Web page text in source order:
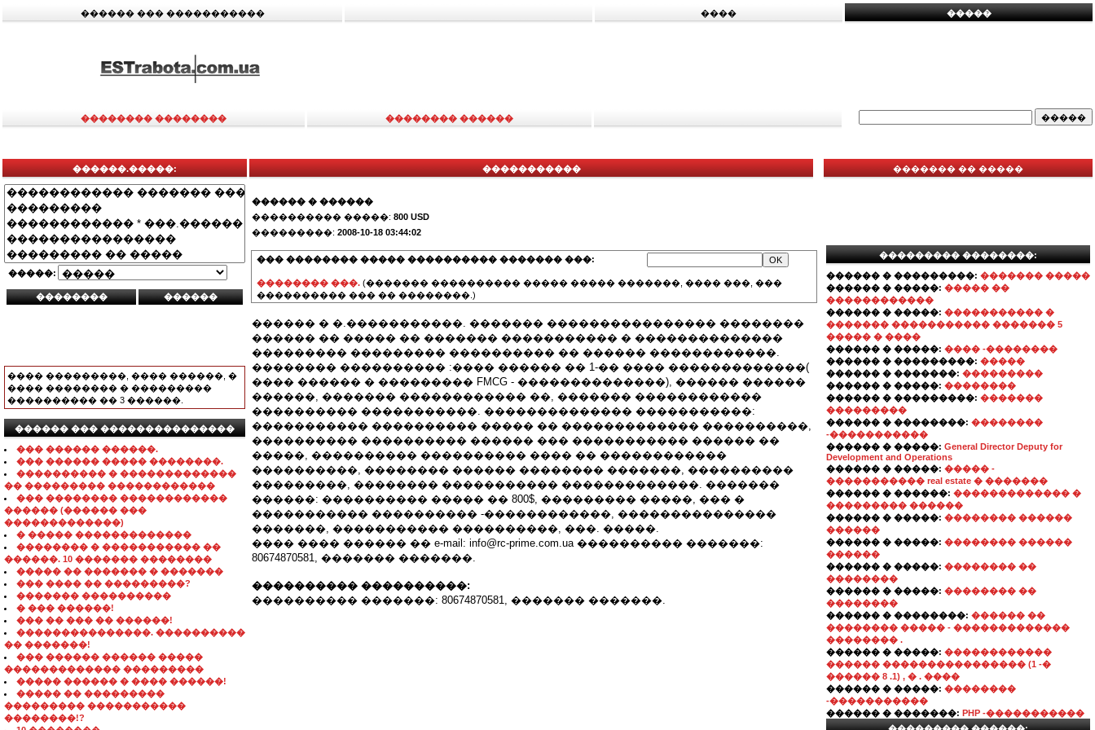
������ ��� ����������� ���� �����
�������� �������� �������� ������
������.�����:
�����:
���� ���������, ���� ������, �
���� �������� � ���������
���������� �� 3 ������.
������ ��� ���������������
��� ������ ������.
��� ������ ����� ��������.
���������� � �������������
�� ��������� ������������
��� �������� ������������
������ (������ ���
�������������)
� ����� �������������
�������� � ����������� ��
������. 10 ������� ��������
����� �� ������� � �������
��� ���� �� ���������?
������� ����������
� ��� ������!
��� �� ��� �� ������!
���������������. ����������
�� �������!
��� ������ ������ �����
������������� ���������
����� ������ � ���� ������!
����� �� ���������
��������� �����������
��������!?
�����������
������ � ������
���������� �����: 800 USD
���������: 2008-10-18 03:44:02
��� �������� ����� ���������� ������� ���:
�������� ���. (������� ���������� ����� ����� �������, ���� ���, ���
���������� ��� �� ��������.)
������ � �.�����������. ������� ���������������� ��������
������ �� ����� �� ������� ����������� � ��������������
��������� ��������� ���������� �� ������ ������������.
�������� ���������� :���� ������ �� 1-�� ���� �������������(
���� ������ � ��������� FMCG - ��������������), ������ ������
������, ������� ������������ ��, ������� ������������
���������� �����������. �������������� �����������:
����������� ���������� ����� �� ������������� ����������,
���������� ���������� ������ ��� ����������� ������ ��
�����, ���������� ���������� ���� �� ������������
����������, �������� ������ �������� �������, ����������
���������, �������� ����������� �������������. �������
������: ���������� ����� �� 800$, ��������� �����, ��� �
����������� ���������� -������������, ���������������
�������, ����������� ����������, ���. �����.
���� ���� ������ �� e-mail: info@rc-prime.com.ua ���������� �������:
80674870581, ������� �������.
���������� ����������:
���������� �������: 80674870581, ������� �������.
������� �� �����
��������� ��������:
������ � ���������: ������� �����
������ � �����: ����� ��
������������
������ � �����: ����������� �
������� ����������� ������� 5
����� � ����
������ � �����: ���� -��������
������ � ���������: �����
������ � �������: ���������
������ � �����: ��������
������ � ���������: �������
���������
������ � ��������: ��������
-�����������
������ � �����: General Director Deputy for
Development and Operations
������ � �����: ����� -
����������� real estate � �������
������ � ������: ������������� �
��������� ������
������ � �����: �������� ������
������
������ � �����: �������� ������
������
������ � �����: �������� ��
��������
������ � �����: �������� ��
��������
������ � ��������: ������ ��
�������� ����� - �������������
�������� .
������ � �����: ������������
������ ���������������� (1 -�
������ 8 .1) , � . ����
������ � �����: ��������
-�����������
������ � �������: PHP -�����������